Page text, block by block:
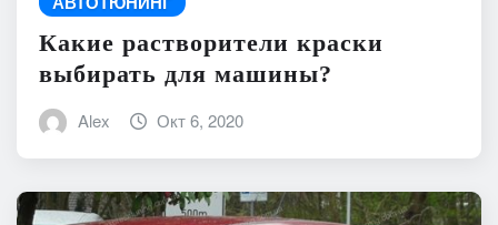
Какие растворители краски
выбирать для машины?
Alex Окт 6, 2020